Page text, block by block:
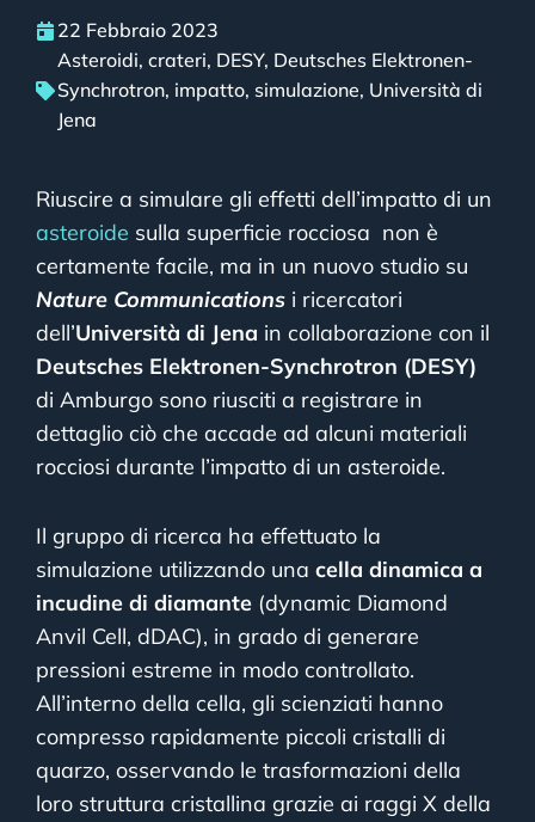
22 Febbraio 2023
Asteroidi, crateri, DESY, Deutsches Elektronen-
Synchrotron, impatto, simulazione, Università di
Jena
Riuscire a simulare gli effetti dell’impatto di un
asteroide sulla superficie rocciosa non è
certamente facile, ma in un nuovo studio su
Nature Communications i ricercatori
dell’Università di Jena in collaborazione con il
Deutsches Elektronen-Synchrotron (DESY)
di Amburgo sono riusciti a registrare in
dettaglio ciò che accade ad alcuni materiali
rocciosi durante l’impatto di un asteroide.
Il gruppo di ricerca ha effettuato la
simulazione utilizzando una cella dinamica a
incudine di diamante (dynamic Diamond
Anvil Cell, dDAC), in grado di generare
pressioni estreme in modo controllato.
All’interno della cella, gli scienziati hanno
compresso rapidamente piccoli cristalli di
quarzo, osservando le trasformazioni della
loro struttura cristallina grazie ai raggi X della